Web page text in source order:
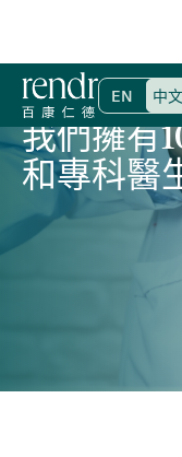
EN 中文
首頁>專科及服務>內科｜
我們擁有
和專科醫